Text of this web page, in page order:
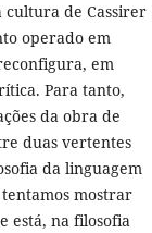
cultura de Cassirer
operado em
em
Para tanto,
da obra de
duas vertentes
da linguagem
mostrar
está, na filosofia